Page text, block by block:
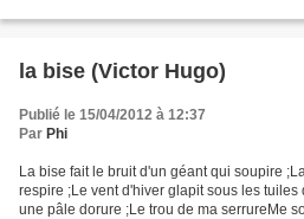
la bise (Victor Hugo)
Publié le 15/04/2012 à 12:37
Par Phi
La bise fait le bruit d'un géant qui soupire
respire ;Le vent d'hiver glapit sous les tuiles
une pâle dorure ;Le trou de ma serrureMe